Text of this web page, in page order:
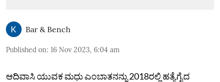
Bar & Bench
Published on: 16 Nov 2023, 6:04 am
ಆದಿವಾಸಿ ಯುವಕ ಮಧು ಎಂಬಾತನನ್ನು 2018ರಲ್ಲಿ ಹತ್ಯೆಗೈದ